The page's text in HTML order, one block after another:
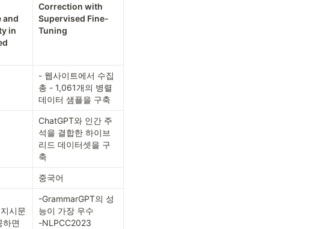
and
in
Correction with
Supervised Fine-
Tuning
- 웹사이트에서 수집
총 - 1,061개의 병렬
데이터 샘플을 구축
ChatGPT와 인간 주
석을 결합한 하이브
리드 데이터셋을 구
축
중국어
시문
하면
-GrammarGPT의 성
능이 가장 우수
-NLPCC2023